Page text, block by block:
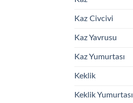
Kaz Civcivi
Kaz Yavrusu
Kaz Yumurtası
Keklik
Keklik Yumurtası